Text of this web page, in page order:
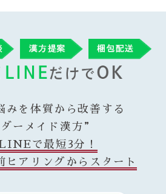
翌営業日には発送させてい
がありますが、その場合は
以内に発送させていただきま
場合に再度ご購入いただい
あればご提供する漢方も変
ております。
太陽堂では新宿の実店舗で
力薬局100選（都内では3店
れた太陽堂で研鑽を積んだ
にも在籍している為、オン
てご利用いただけます。
みを体質から改善する
ーメイド漢方”
で最短3分！
ヒアリングからスタート